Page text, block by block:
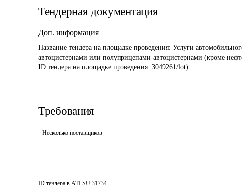
Тендерная документация
Доп. информация
Название тендера на площадке проведения: Услуги
автоцистернами или полуприцепами-автоцистернами (кроме
ID тендера на площадке проведения: 3049261/lot)
Требования
Несколько поставщиков
ID тендера в ATI.SU 31734